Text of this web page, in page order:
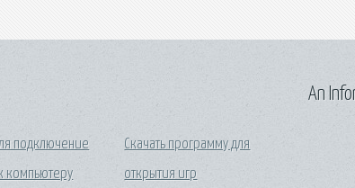
подключение
компьютеру
Скачать программу для
открытия игр
An